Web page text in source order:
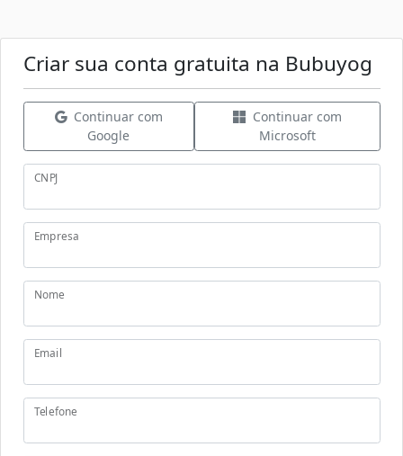
Criar sua conta gratuita na Bubuyog
Continuar com
Google
Continuar com
Microsoft
CNPJ
Empresa
Nome
Email
Telefone